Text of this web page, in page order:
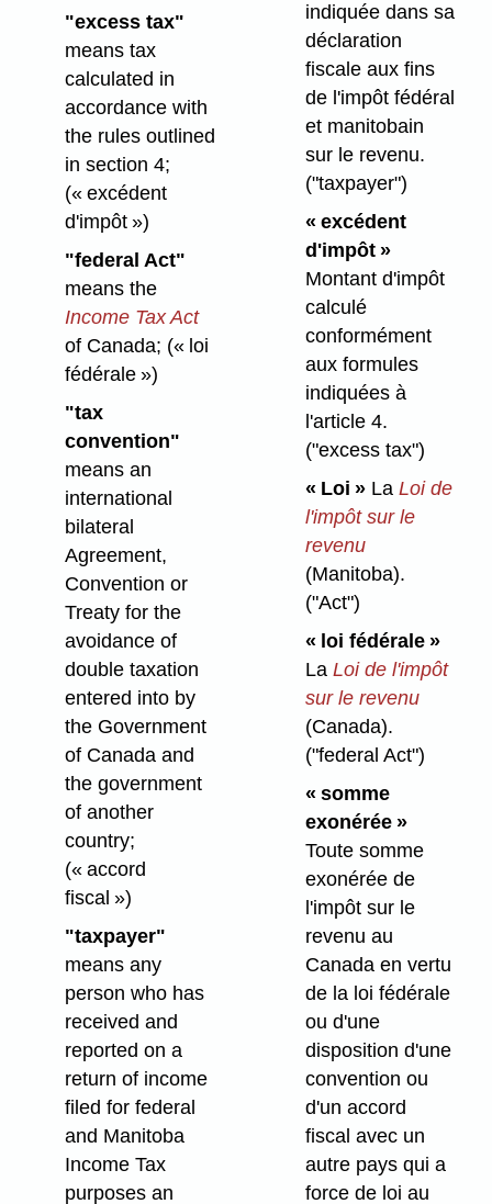
"excess tax"
means tax
calculated in
accordance with
the rules outlined
in section 4;
(« excédent
d'impôt »)
"federal Act"
means the
Income Tax Act
of Canada; (« loi
fédérale »)
"tax
convention"
means an
international
bilateral
Agreement,
Convention or
Treaty for the
avoidance of
double taxation
entered into by
the Government
of Canada and
the government
of another
country;
(« accord
fiscal »)
"taxpayer"
means any
person who has
received and
reported on a
return of income
filed for federal
and Manitoba
Income Tax
purposes an
indiquée dans sa
déclaration
fiscale aux fins
de l'impôt fédéral
et manitobain
sur le revenu.
("taxpayer")
« excédent
d'impôt »
Montant d'impôt
calculé
conformément
aux formules
indiquées à
l'article 4.
("excess tax")
« Loi »La Loi de
l'impôt sur le
revenu
(Manitoba).
("Act")
« loi fédérale »
La Loi de l'impôt
sur le revenu
(Canada).
("federal Act")
« somme
exonérée »
Toute somme
exonérée de
l'impôt sur le
revenu au
Canada en vertu
de la loi fédérale
ou d'une
disposition d'une
convention ou
d'un accord
fiscal avec un
autre pays qui a
force de loi au